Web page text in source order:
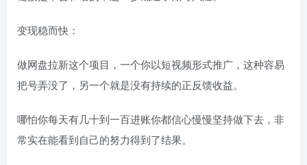
变现稳而快：
做网盘拉新这个项目，一个你以短视频形式推广，这种容易
把号弄没了，另一个就是没有持续的正反馈收益。
哪怕你每天有几十到一百进账你都信心慢慢坚持做下去，非
常实在能看到自己的努力得到了结果。